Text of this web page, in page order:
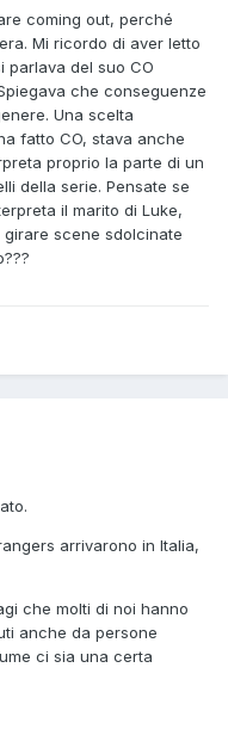
coming out, perché
Mi ricordo di aver letto
parlava del suo CO
che conseguenze
Una scelta
fatto CO, stava anche
proprio la parte di un
della serie. Pensate se
il marito di Luke,
scene sdolcinate
arrivarono in Italia,
che molti di noi hanno
anche da persone
ci sia una certa